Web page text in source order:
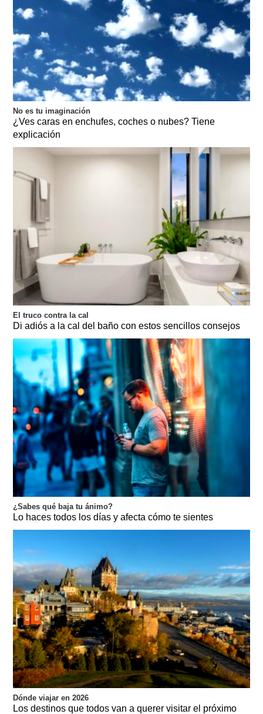
No es tu imaginación
¿Ves caras en enchufes, coches o nubes? Tiene
explicación
El truco contra la cal
Di adiós a la cal del baño con estos sencillos consejos
¿Sabes qué baja tu ánimo?
Lo haces todos los días y afecta cómo te sientes
Dónde viajar en 2026
Los destinos que todos van a querer visitar el próximo